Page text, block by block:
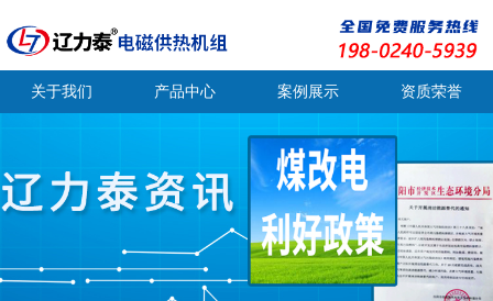
关于我们 产品中心 案例展示 资质荣誉